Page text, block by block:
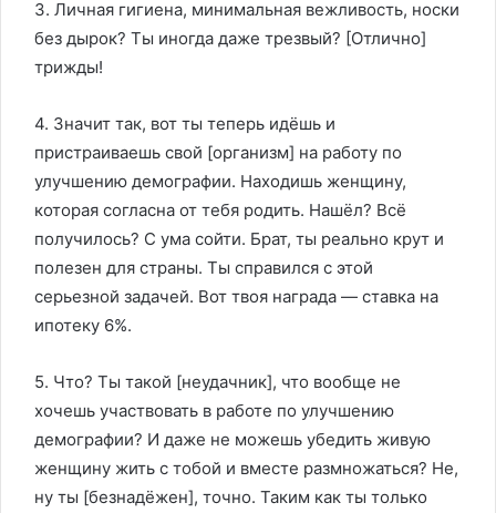
3. Личная гигиена, минимальная вежливость, носки
без дырок? Ты иногда даже трезвый? [Отлично]
трижды!
4. Значит так, вот ты теперь идёшь и
пристраиваешь свой [организм] на работу по
улучшению демографии. Находишь женщину,
которая согласна от тебя родить. Нашёл? Всё
получилось? С ума сойти. Брат, ты реально крут и
полезен для страны. Ты справился с этой
серьезной задачей. Вот твоя награда — ставка на
ипотеку 6%.
5. Что? Ты такой [неудачник], что вообще не
хочешь участвовать в работе по улучшению
демографии? И даже не можешь убедить живую
женщину жить с тобой и вместе размножаться? Не,
ну ты [безнадёжен], точно. Таким как ты только